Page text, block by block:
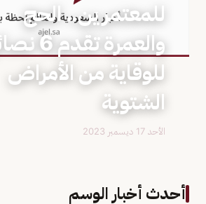
للمعتمرين.. الحج
والعمرة
للوقاية من الأمراض
الشتوية
الأحد 17 ديسمبر 2023
أحدث أخبار الوسم